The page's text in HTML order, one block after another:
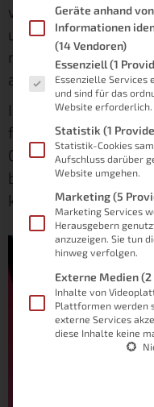
werden diese
umfassend
manche Neuerung
andere
In diesem Artikel
freien Lauf lassen.
Gedankenspiel
beantworten, ob
kann. Und wenn ja,
Geräte anhand
Informationen
(14 Vendoren)
Es folgt eine Liste der
Essenziell(1
Essenzielle Services
und sind für das
Website erforderlich.
Statistik (1
Statistik-Cookies
Aufschluss darüber
Website umgehen.
Marketing(5
Marketing Services
Herausgebern
anzuzeigen. Sie tun
hinweg verfolgen.
Externe Medien(2
Inhalte von
Plattformen werden
externe Services
diese Inhalte keine